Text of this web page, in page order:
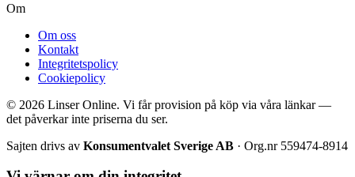
Om
Om oss
Kontakt
Integritetspolicy
Cookiepolicy
© 2026 Linser Online. Vi får provision på köp via våra länkar —
det påverkar inte priserna du ser.
Sajten drivs av Konsumentvalet Sverige AB · Org.nr 559474-8914